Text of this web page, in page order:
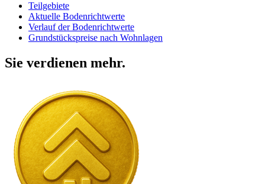
Teilgebiete
Aktuelle Bodenrichtwerte
Verlauf der Bodenrichtwerte
Grundstückspreise nach Wohnlagen
Sie verdienen mehr.